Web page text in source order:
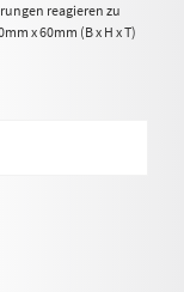
reagieren zu
x 60mm (B x H x T)